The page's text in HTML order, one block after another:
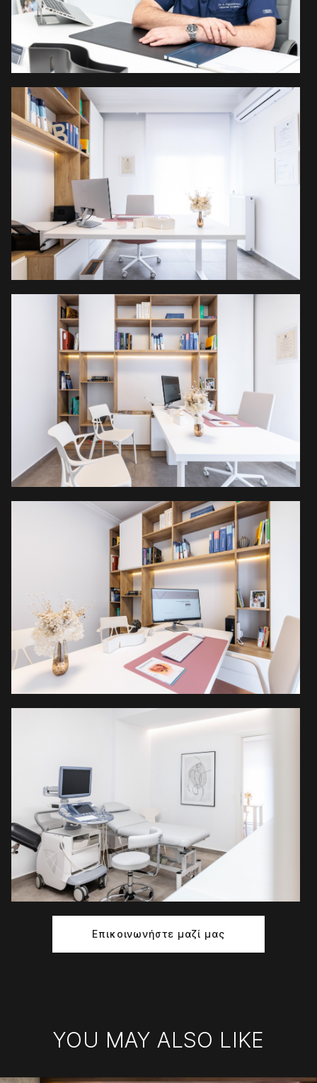
Επικοινωνήστε μαζί μας
YOU MAY ALSO LIKE